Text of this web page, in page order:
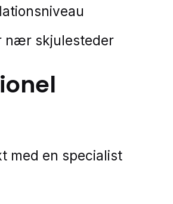
nær skjulesteder
med en specialist